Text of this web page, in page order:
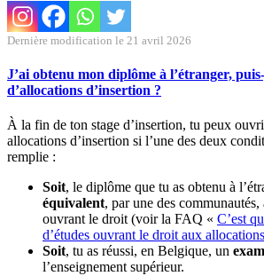
Dernière modification le 21 avril 2026
J’ai obtenu mon diplôme à l’étranger,
d’allocations d’insertion ?
À la fin de ton stage d’insertion, tu peux
allocations d’insertion si l’une des deux
remplie :
Soit, le diplôme que tu as obtenu à
équivalent, par une des
ouvrant le droit (voir la FAQ « C’est
d’études ouvrant le droit aux
Soit, tu as réussi, en Belgique, un
l’enseignement supérieur.